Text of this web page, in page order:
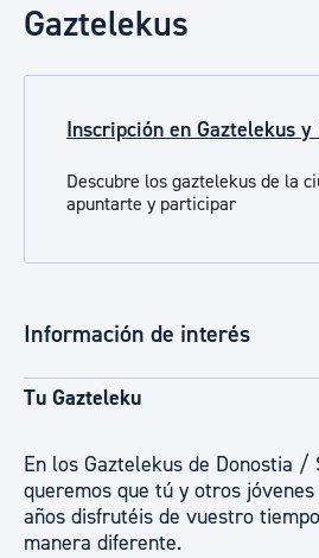
Gaztelekus
Inscripción en Gaztelekus
Descubre los gaztelekus de la
apuntarte y participar​​​​
Información de interés
Tu Gazteleku
En los Gaztelekus de Donostia /
queremos que tú y otros jóvenes
años disfrutéis de vuestro
manera diferente.